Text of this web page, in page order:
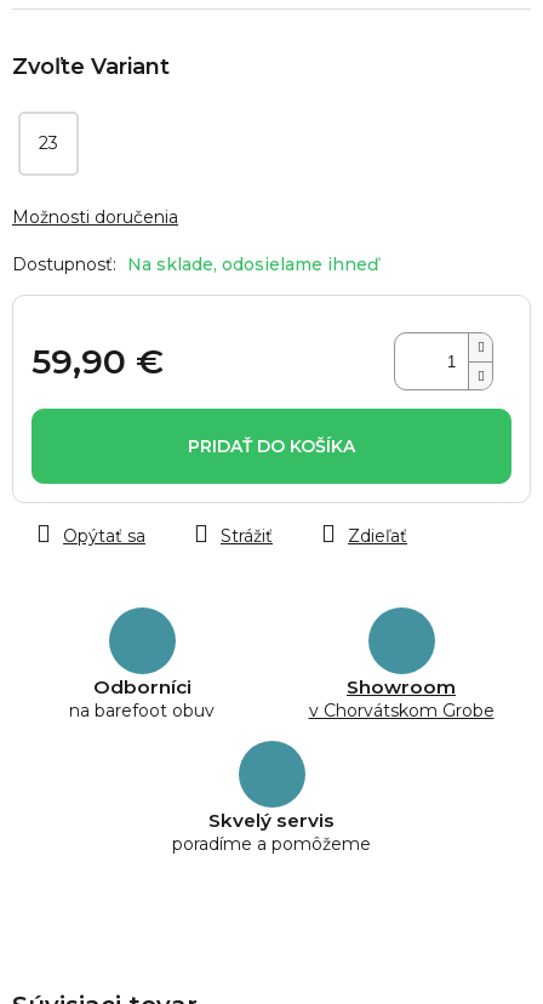
Na sklade, odosielame ihneď
23
Možnosti doručenia
59,90 €
cena:
PRIDAŤ DO KOŠÍKA
Odborníci
na barefoot obuv
Showroom
v Chorvátskom Grobe
Skvelý servis
poradíme a pomôžeme
Opýtať sa Strážiť Zdieľať